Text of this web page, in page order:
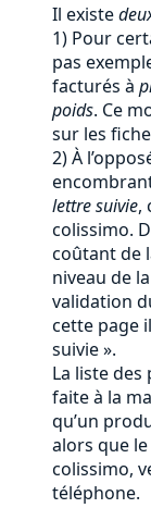
Il existe
1) Pour
pas
facturés à
poids. Ce
sur les
2) À
lettre suivie,
colissimo.
coûtant de
niveau de
validation
cette page
suivie ».
La liste
faite à la
qu’un
alors que
colissimo,
téléphone.